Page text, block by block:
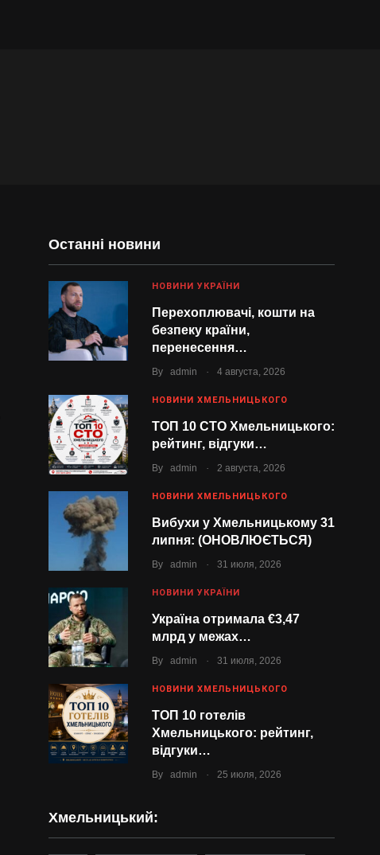
Останні новини
НОВИНИ УКРАЇНИ
Перехоплювачі, кошти на
безпеку країни,
перенесення…
By admin . 4 августа, 2026
НОВИНИ ХМЕЛЬНИЦЬКОГО
ТОП 10 СТО Хмельницького:
рейтинг, відгуки…
By admin . 2 августа, 2026
НОВИНИ ХМЕЛЬНИЦЬКОГО
Вибухи у Хмельницькому 31
липня: (ОНОВЛЮЄТЬСЯ)
By admin . 31 июля, 2026
НОВИНИ УКРАЇНИ
Україна отримала €3,47
млрд у межах…
By admin . 31 июля, 2026
НОВИНИ ХМЕЛЬНИЦЬКОГО
ТОП 10 готелів
Хмельницького: рейтинг,
відгуки…
By admin . 25 июля, 2026
Хмельницький: